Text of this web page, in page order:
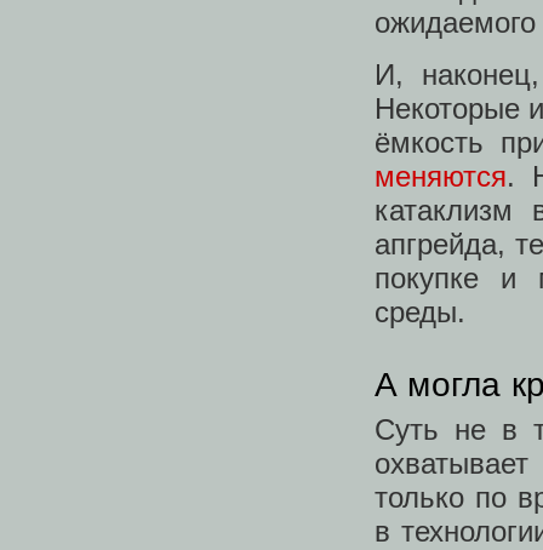
ожидаемого
И,
Некоторые
ёмкость
меняются.
катаклизм
апгрейда,
покупке и
среды.
А могла
Суть не в
только по
в